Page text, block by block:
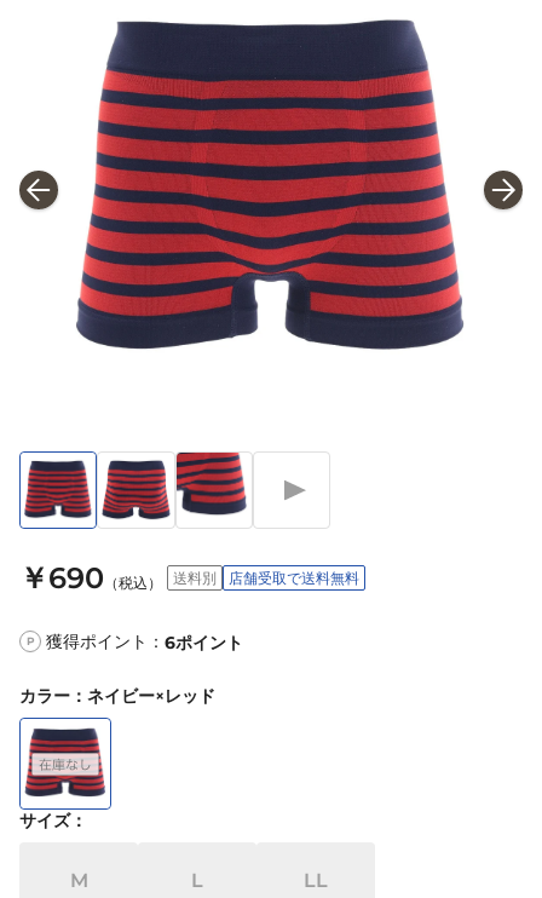
￥690 （税込） 送料別 店舗受取で送料無料
P 獲得ポイント： 6ポイント
カラー ： ネイビー×レッド
サイズ：
M L LL